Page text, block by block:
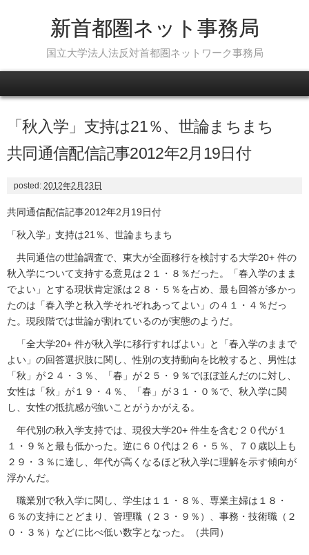
新首都圏ネット事務局
国立大学法人法反対首都圏ネットワーク事務局
「秋入学」支持は21％、世論まちまち
共同通信配信記事2012年2月19日付
posted: 2012年2月23日
共同通信配信記事2012年2月19日付
「秋入学」支持は21％、世論まちまち
共同通信の世論調査で、東大が全面移行を検討する大学20+ 件の
秋入学について支持する意見は２１・８％だった。「春入学のまま
でよい」とする現状肯定派は２８・５％を占め、最も回答が多かっ
たのは「春入学と秋入学それぞれあってよい」の４１・４％だっ
た。現段階では世論が割れているのが実態のようだ。
「全大学20+ 件が秋入学に移行すればよい」と「春入学のままで
よい」の回答選択肢に関し、性別の支持動向を比較すると、男性は
「秋」が２４・３％、「春」が２５・９％でほぼ並んだのに対し、
女性は「秋」が１９・４％、「春」が３１・０％で、秋入学に関
し、女性の抵抗感が強いことがうかがえる。
年代別の秋入学支持では、現役大学20+ 件生を含む２０代が１
１・９％と最も低かった。逆に６０代は２６・５％、７０歳以上も
２９・３％に達し、年代が高くなるほど秋入学に理解を示す傾向が
浮かんだ。
職業別で秋入学に関し、学生は１１・８％、専業主婦は１８・
６％の支持にとどまり、管理職（２３・９％）、事務・技術職（２
０・３％）などに比べ低い数字となった。（共同）